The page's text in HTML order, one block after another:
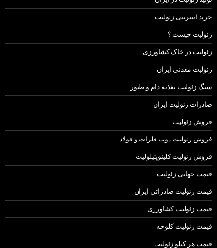
خرید اینترنتی زئولیت
زئولیت چیست ؟
زئولیت در خاک کشاورزی
زئولیت معدنی ایران
سنگ زئولیت تغذیه دام و طیور
صادرات زئولیت ایران
فروش زئولیت
فروش زئولیت ذوب فلزات و فولاد
فروش زئولیت کلینوپتیلولیت
قیمت جهانی زئولیت
قیمت زئولیت صادراتی ایران
قیمت زئولیت کشاورزی
قیمت زئولیت کلوخه
قیمت هر کیلو زئولیت